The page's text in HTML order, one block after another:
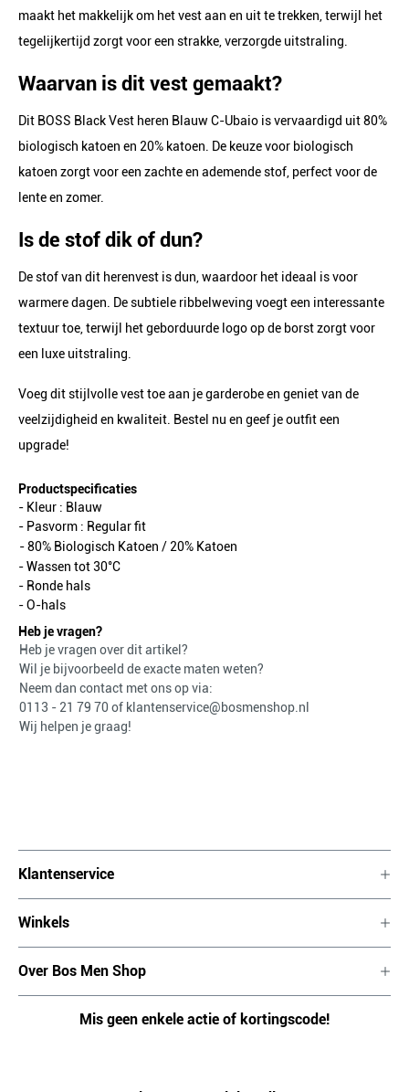
maakt het makkelijk om het vest aan en uit te trekken, terwijl het
tegelijkertijd zorgt voor een strakke, verzorgde uitstraling.
Waarvan is dit vest gemaakt?
Dit BOSS Black Vest heren Blauw C-Ubaio is vervaardigd uit 80%
biologisch katoen en 20% katoen. De keuze voor biologisch
katoen zorgt voor een zachte en ademende stof, perfect voor de
lente en zomer.
Is de stof dik of dun?
De stof van dit herenvest is dun, waardoor het ideaal is voor
warmere dagen. De subtiele ribbelweving voegt een interessante
textuur toe, terwijl het geborduurde logo op de borst zorgt voor
een luxe uitstraling.
Voeg dit stijlvolle vest toe aan je garderobe en geniet van de
veelzijdigheid en kwaliteit. Bestel nu en geef je outfit een
upgrade!
Productspecificaties
- Kleur : Blauw
- Pasvorm : Regular fit
- 80% Biologisch Katoen / 20% Katoen
- Wassen tot 30°C
- Ronde hals
- O-hals
Heb je vragen?
Heb je vragen over dit artikel?
Wil je bijvoorbeeld de exacte maten weten?
Neem dan contact met ons op via:
0113 - 21 79 70 of klantenservice@bosmenshop.nl
Wij helpen je graag!
Klantenservice
Winkels
Over Bos Men Shop
Mis geen enkele actie of kortingscode!